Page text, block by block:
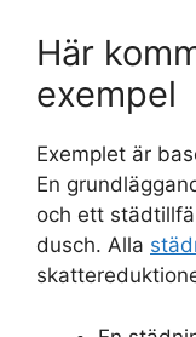
Här
exempel
Exemplet är
En
och ett
dusch. Alla